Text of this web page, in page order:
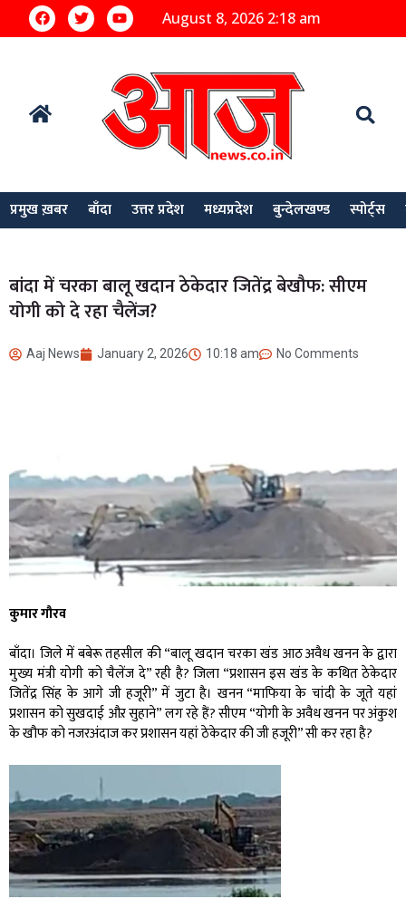
August 8, 2026 2:18 am
प्रमुख ख़बर बाँदा उत्तर प्रदेश मध्यप्रदेश बुन्देलखण्ड स्पोर्ट्स
बांदा में चरका बालू खदान ठेकेदार जितेंद्र बेखौफ: सीएम
योगी को दे रहा चैलेंज?
Aaj News January 2, 2026 10:18 am No Comments
कुमार गौरव
बाँदा। जिले में बबेरू तहसील की “बालू खदान चरका खंड आठ अवैध खनन के द्वारा
मुख्य मंत्री योगी को चैलेंज दे” रही है? जिला “प्रशासन इस खंड के कथित ठेकेदार
जितेंद्र सिंह के आगे जी हजूरी” में जुटा है। खनन “माफिया के चांदी के जूते यहां
प्रशासन को सुखदाई औऱ सुहाने” लग रहे हैं? सीएम “योगी के अवैध खनन पर अंकुश
के खौफ को नजरअंदाज कर प्रशासन यहां ठेकेदार की जी हजूरी” सी कर रहा है?